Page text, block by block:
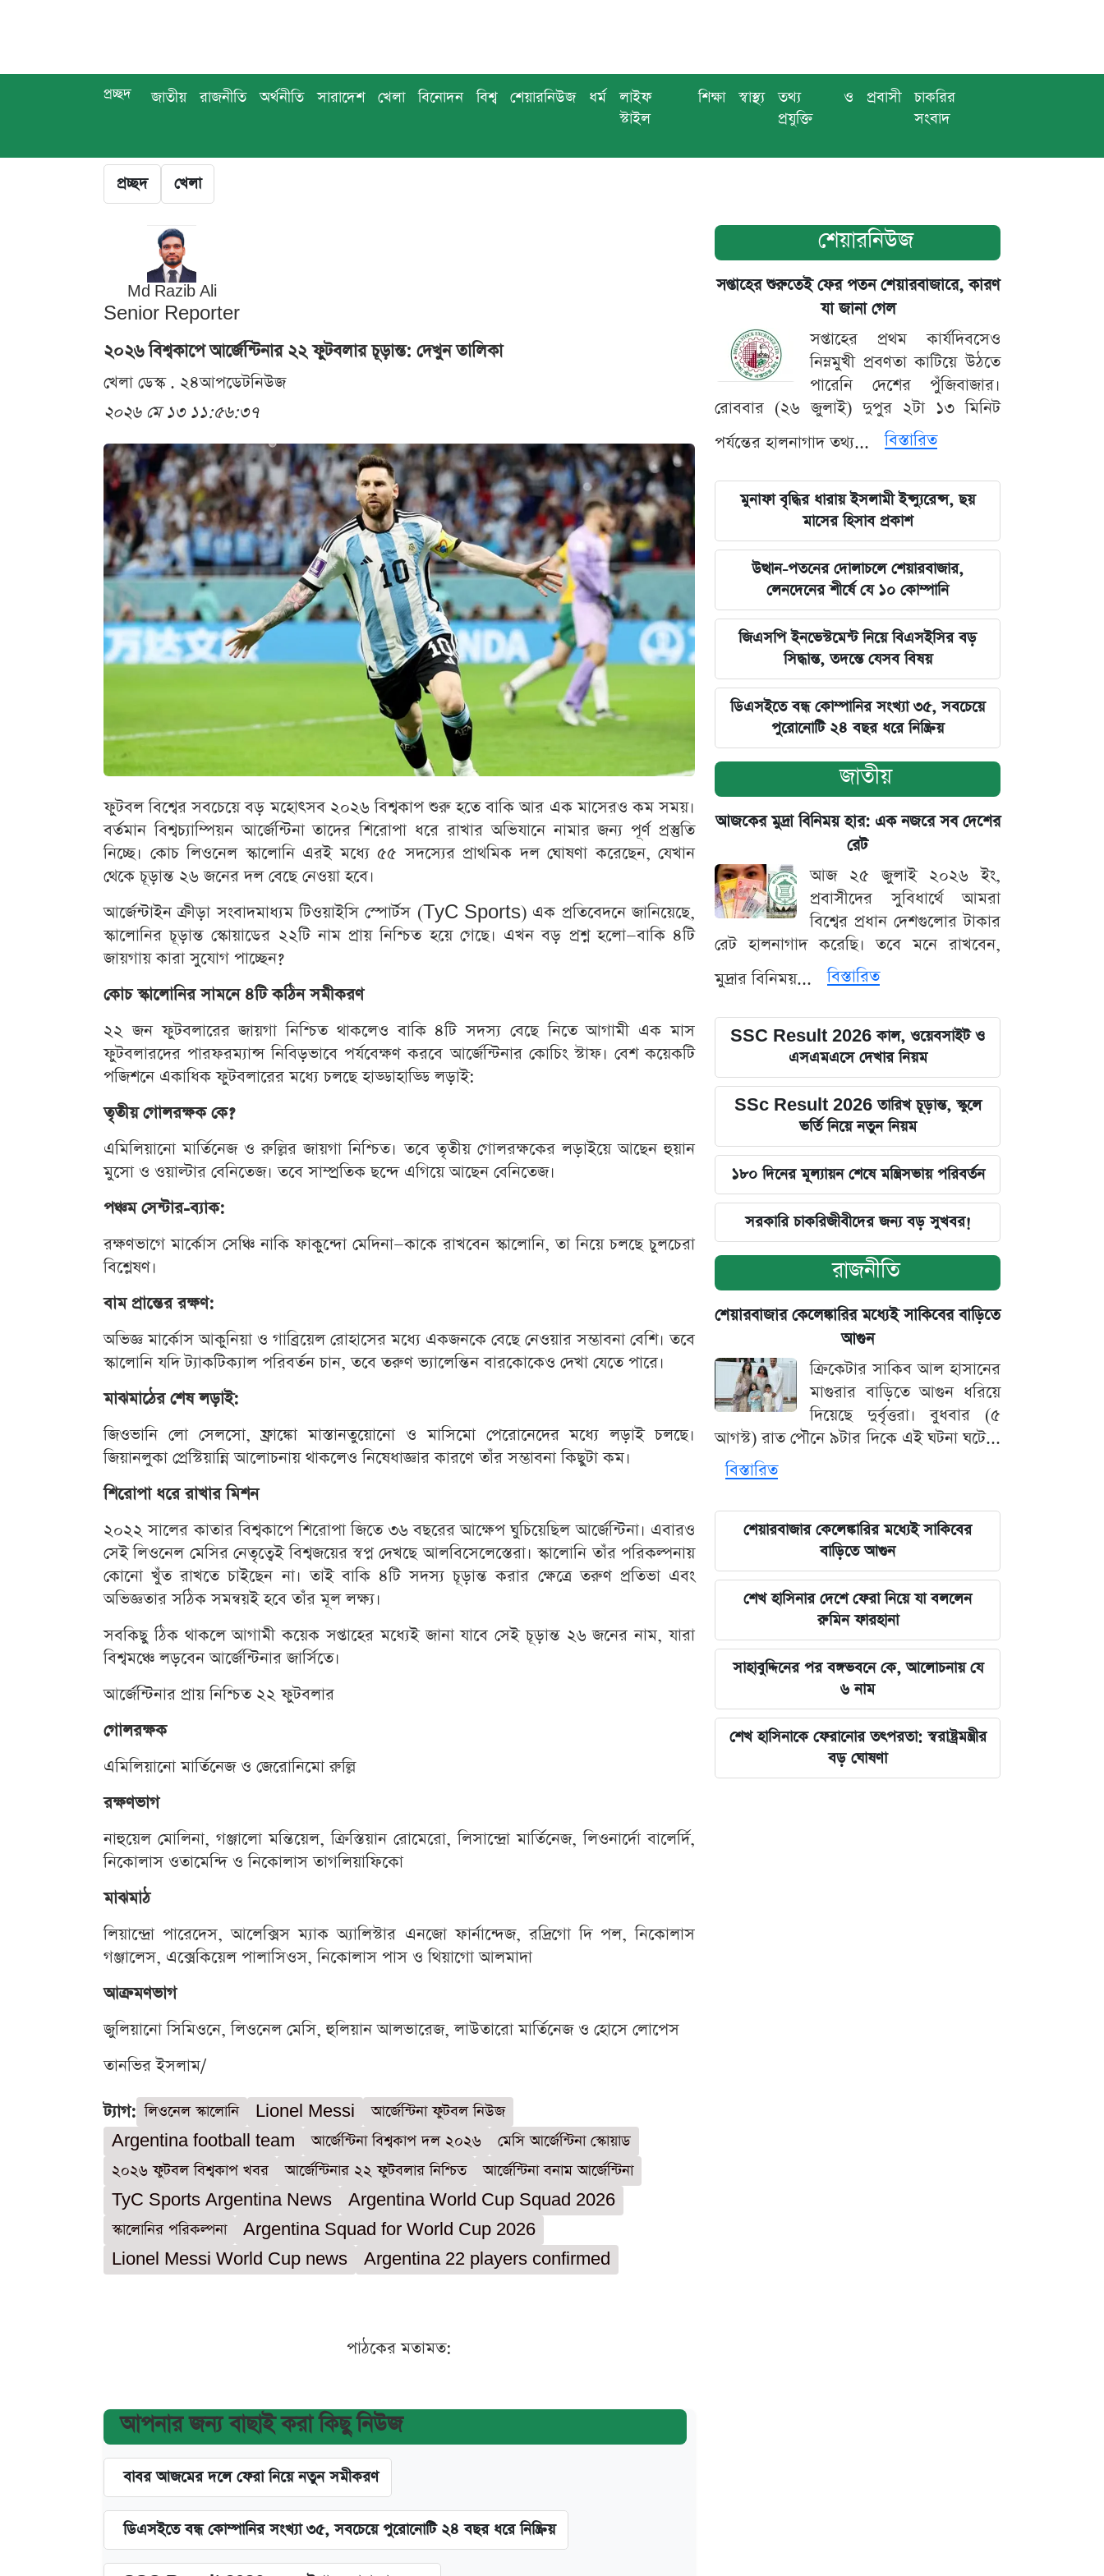
প্রচ্ছদ জাতীয় রাজনীতি অর্থনীতি সারাদেশ খেলা বিনোদন বিশ্ব শেয়ারনিউজ ধর্ম
লাইফ
স্টাইল
শিক্ষা স্বাস্থ্য
তথ্য ও
প্রযুক্তি
প্রবাসী
চাকরির
সংবাদ
প্রচ্ছদ খেলা
Md Razib Ali
Senior Reporter
২০২৬ বিশ্বকাপে আর্জেন্টিনার ২২ ফুটবলার চূড়ান্ত: দেখুন তালিকা
খেলা ডেস্ক . ২৪আপডেটনিউজ
২০২৬ মে ১৩ ১১:৫৬:৩৭
ফুটবল বিশ্বের সবচেয়ে বড় মহোৎসব ২০২৬ বিশ্বকাপ শুরু হতে বাকি আর এক মাসেরও কম সময়।
বর্তমান বিশ্বচ্যাম্পিয়ন আর্জেন্টিনা তাদের শিরোপা ধরে রাখার অভিযানে নামার জন্য পূর্ণ প্রস্তুতি
নিচ্ছে। কোচ লিওনেল স্কালোনি এরই মধ্যে ৫৫ সদস্যের প্রাথমিক দল ঘোষণা করেছেন, যেখান
থেকে চূড়ান্ত ২৬ জনের দল বেছে নেওয়া হবে।
আর্জেন্টাইন ক্রীড়া সংবাদমাধ্যম টিওয়াইসি স্পোর্টস (TyC Sports) এক প্রতিবেদনে জানিয়েছে,
স্কালোনির চূড়ান্ত স্কোয়াডের ২২টি নাম প্রায় নিশ্চিত হয়ে গেছে। এখন বড় প্রশ্ন হলো—বাকি ৪টি
জায়গায় কারা সুযোগ পাচ্ছেন?
কোচ স্কালোনির সামনে ৪টি কঠিন সমীকরণ
২২ জন ফুটবলারের জায়গা নিশ্চিত থাকলেও বাকি ৪টি সদস্য বেছে নিতে আগামী এক মাস
ফুটবলারদের পারফরম্যান্স নিবিড়ভাবে পর্যবেক্ষণ করবে আর্জেন্টিনার কোচিং স্টাফ। বেশ কয়েকটি
পজিশনে একাধিক ফুটবলারের মধ্যে চলছে হাড্ডাহাড্ডি লড়াই:
তৃতীয় গোলরক্ষক কে?
এমিলিয়ানো মার্তিনেজ ও রুল্লির জায়গা নিশ্চিত। তবে তৃতীয় গোলরক্ষকের লড়াইয়ে আছেন হুয়ান
মুসো ও ওয়াল্টার বেনিতেজ। তবে সাম্প্রতিক ছন্দে এগিয়ে আছেন বেনিতেজ।
পঞ্চম সেন্টার-ব্যাক:
রক্ষণভাগে মার্কোস সেঞ্চি নাকি ফাকুন্দো মেদিনা—কাকে রাখবেন স্কালোনি, তা নিয়ে চলছে চুলচেরা
বিশ্লেষণ।
বাম প্রান্তের রক্ষণ:
অভিজ্ঞ মার্কোস আকুনিয়া ও গাব্রিয়েল রোহাসের মধ্যে একজনকে বেছে নেওয়ার সম্ভাবনা বেশি। তবে
স্কালোনি যদি ট্যাকটিক্যাল পরিবর্তন চান, তবে তরুণ ভ্যালেন্তিন বারকোকেও দেখা যেতে পারে।
মাঝমাঠের শেষ লড়াই:
জিওভানি লো সেলসো, ফ্রাঙ্কো মাস্তানতুয়োনো ও মাসিমো পেরোনেদের মধ্যে লড়াই চলছে।
জিয়ানলুকা প্রেস্টিয়ান্নি আলোচনায় থাকলেও নিষেধাজ্ঞার কারণে তাঁর সম্ভাবনা কিছুটা কম।
শিরোপা ধরে রাখার মিশন
২০২২ সালের কাতার বিশ্বকাপে শিরোপা জিতে ৩৬ বছরের আক্ষেপ ঘুচিয়েছিল আর্জেন্টিনা। এবারও
সেই লিওনেল মেসির নেতৃত্বেই বিশ্বজয়ের স্বপ্ন দেখছে আলবিসেলেস্তেরা। স্কালোনি তাঁর পরিকল্পনায়
কোনো খুঁত রাখতে চাইছেন না। তাই বাকি ৪টি সদস্য চূড়ান্ত করার ক্ষেত্রে তরুণ প্রতিভা এবং
অভিজ্ঞতার সঠিক সমন্বয়ই হবে তাঁর মূল লক্ষ্য।
সবকিছু ঠিক থাকলে আগামী কয়েক সপ্তাহের মধ্যেই জানা যাবে সেই চূড়ান্ত ২৬ জনের নাম, যারা
বিশ্বমঞ্চে লড়বেন আর্জেন্টিনার জার্সিতে।
আর্জেন্টিনার প্রায় নিশ্চিত ২২ ফুটবলার
গোলরক্ষক
এমিলিয়ানো মার্তিনেজ ও জেরোনিমো রুল্লি
রক্ষণভাগ
নাহুয়েল মোলিনা, গঞ্জালো মন্তিয়েল, ক্রিস্তিয়ান রোমেরো, লিসান্দ্রো মার্তিনেজ, লিওনার্দো বালের্দি,
নিকোলাস ওতামেন্দি ও নিকোলাস তাগলিয়াফিকো
মাঝমাঠ
লিয়ান্দ্রো পারেদেস, আলেক্সিস ম্যাক অ্যালিস্টার এনজো ফার্নান্দেজ, রদ্রিগো দি পল, নিকোলাস
গঞ্জালেস, এক্সেকিয়েল পালাসিওস, নিকোলাস পাস ও থিয়াগো আলমাদা
আক্রমণভাগ
জুলিয়ানো সিমিওনে, লিওনেল মেসি, হুলিয়ান আলভারেজ, লাউতারো মার্তিনেজ ও হোসে লোপেস
তানভির ইসলাম/
ট্যাগ: লিওনেল স্কালোনি Lionel Messi
আর্জেন্টিনা ফুটবল নিউজ
Argentina football team
আর্জেন্টিনা বিশ্বকাপ দল ২০২৬
মেসি আর্জেন্টিনা স্কোয়াড
২০২৬ ফুটবল বিশ্বকাপ খবর
আর্জেন্টিনার ২২ ফুটবলার নিশ্চিত
আর্জেন্টিনা বনাম আর্জেন্টিনা
TyC Sports Argentina News
Argentina World Cup Squad 2026
স্কালোনির পরিকল্পনা
Argentina Squad for World Cup 2026
Lionel Messi World Cup news
Argentina 22 players confirmed
পাঠকের মতামত:
আপনার জন্য বাছাই করা কিছু নিউজ
বাবর আজমের দলে ফেরা নিয়ে নতুন সমীকরণ
ডিএসইতে বন্ধ কোম্পানির সংখ্যা ৩৫, সবচেয়ে পুরোনোটি ২৪ বছর ধরে নিষ্ক্রিয়
শেয়ারনিউজ
সপ্তাহের শুরুতেই ফের পতন শেয়ারবাজারে, কারণ
যা জানা গেল
সপ্তাহের প্রথম কার্যদিবসেও
নিম্নমুখী প্রবণতা কাটিয়ে উঠতে
পারেনি দেশের পুঁজিবাজার।
রোববার (২৬ জুলাই) দুপুর ২টা ১৩ মিনিট
পর্যন্তের হালনাগাদ তথ্য...
বিস্তারিত
মুনাফা বৃদ্ধির ধারায় ইসলামী ইন্স্যুরেন্স, ছয়
মাসের হিসাব প্রকাশ
উত্থান-পতনের দোলাচলে শেয়ারবাজার,
লেনদেনের শীর্ষে যে ১০ কোম্পানি
জিএসপি ইনভেস্টমেন্ট নিয়ে বিএসইসির বড়
সিদ্ধান্ত, তদন্তে যেসব বিষয়
ডিএসইতে বন্ধ কোম্পানির সংখ্যা ৩৫, সবচেয়ে
পুরোনোটি ২৪ বছর ধরে নিষ্ক্রিয়
জাতীয়
আজকের মুদ্রা বিনিময় হার: এক নজরে সব দেশের
রেট
আজ ২৫ জুলাই ২০২৬ ইং,
প্রবাসীদের সুবিধার্থে আমরা
বিশ্বের প্রধান দেশগুলোর টাকার
রেট হালনাগাদ করেছি। তবে মনে রাখবেন,
মুদ্রার বিনিময়...
বিস্তারিত
SSC Result 2026 কাল, ওয়েবসাইট ও
এসএমএসে দেখার নিয়ম
SSc Result 2026 তারিখ চূড়ান্ত, স্কুলে
ভর্তি নিয়ে নতুন নিয়ম
১৮০ দিনের মূল্যায়ন শেষে মন্ত্রিসভায় পরিবর্তন
সরকারি চাকরিজীবীদের জন্য বড় সুখবর!
রাজনীতি
শেয়ারবাজার কেলেঙ্কারির মধ্যেই সাকিবের বাড়িতে
আগুন
ক্রিকেটার সাকিব আল হাসানের
মাগুরার বাড়িতে আগুন ধরিয়ে
দিয়েছে দুর্বৃত্তরা। বুধবার (৫
আগস্ট) রাত পৌনে ৯টার দিকে এই ঘটনা ঘটে...
বিস্তারিত
শেয়ারবাজার কেলেঙ্কারির মধ্যেই সাকিবের
বাড়িতে আগুন
শেখ হাসিনার দেশে ফেরা নিয়ে যা বললেন
রুমিন ফারহানা
সাহাবুদ্দিনের পর বঙ্গভবনে কে, আলোচনায় যে
৬ নাম
শেখ হাসিনাকে ফেরানোর তৎপরতা: স্বরাষ্ট্রমন্ত্রীর
বড় ঘোষণা